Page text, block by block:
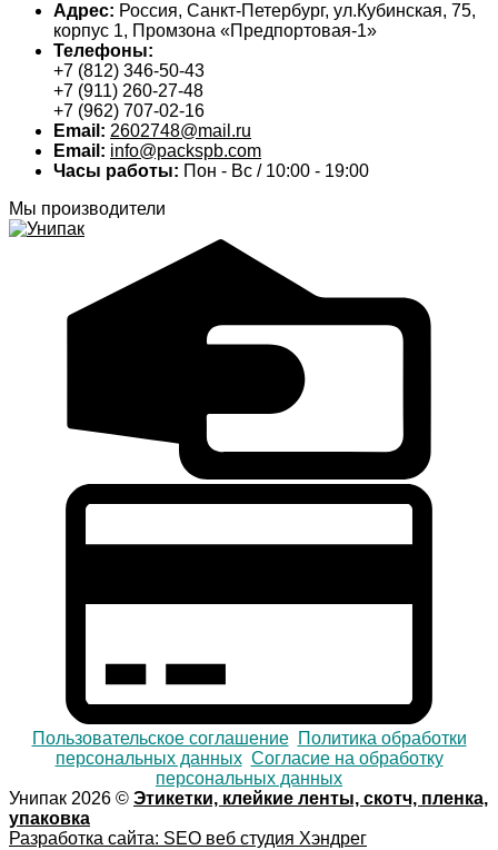
Адрес: Россия, Санкт-Петербург, ул.Кубинская, 75,
корпус 1, Промзона «Предпортовая-1»
Телефоны:
+7 (812) 346-50-43
+7 (911) 260-27-48
+7 (962) 707-02-16
Email: 2602748@mail.ru
Email: info@packspb.com
Часы работы: Пон - Вс / 10:00 - 19:00
Мы производители
Пользовательское соглашение
Политика обработки
персональных данных Согласие на обработку
персональных данных
Унипак 2026 © Этикетки, клейкие ленты, скотч, пленка,
упаковка
Разработка сайта: SEO веб студия Хэндрег